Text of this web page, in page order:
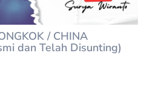
/ CHINA
dan Telah Disunting)